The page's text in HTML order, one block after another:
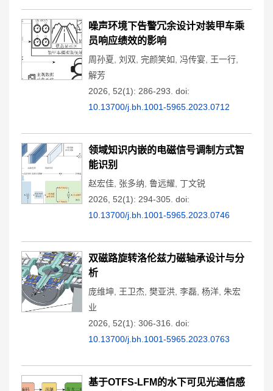
噪声环境下告警冗余设计对装甲车乘
员响应绩效的影响
周孙夏 刘双 完颜笑如 冯传宴 王一行
解芳
2026, 52(1): 286-293. doi:
10.13700/j.bh.1001-5965.2023.0712
领域知识内嵌的电磁信号调制方式智
能识别
赵宏佳 张多纳 鲁远耀 丁文锐
2026, 52(1): 294-305. doi:
10.13700/j.bh.1001-5965.2023.0746
双磁路旋转洛伦兹力磁轴承设计与分
析
庞维坤 王卫杰 樊亚洪 李磊 杨洋 朱宏
业
2026, 52(1): 306-316. doi:
10.13700/j.bh.1001-5965.2023.0763
基于OTFS-LFM的水下可见光通信感